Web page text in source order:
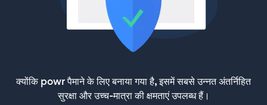
क्योंकि powr पैमाने के लिए बनाया गया है, इसमें सबसे उन्नत अंतर्निहित
सुरक्षा और उच्च-मात्रा की क्षमताएं उपलब्ध हैं।